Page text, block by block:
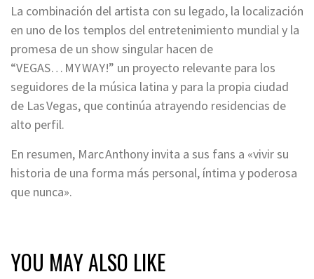
La combinación del artista con su legado, la localización
en uno de los templos del entretenimiento mundial y la
promesa de un show singular hacen de
“VEGAS… MY WAY!” un proyecto relevante para los
seguidores de la música latina y para la propia ciudad
de Las Vegas, que continúa atrayendo residencias de
alto perfil.
En resumen, Marc Anthony invita a sus fans a «vivir su
historia de una forma más personal, íntima y poderosa
que nunca».
YOU MAY ALSO LIKE